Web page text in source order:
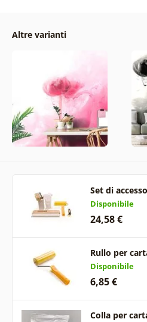
Altre varianti
Set di
Disponibile
24,58 €
Rullo per
Disponibile
6,85 €
Colla per